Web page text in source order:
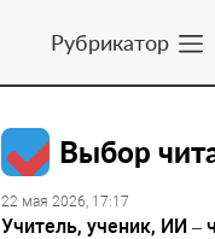
Рубрикатор
Выбор
22 мая 2026, 17:17
Учитель, ученик, ИИ –